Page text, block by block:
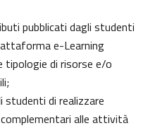
pubblicati dagli studenti
e-Learning
tipologie di risorse e/o
di realizzare
alle attività